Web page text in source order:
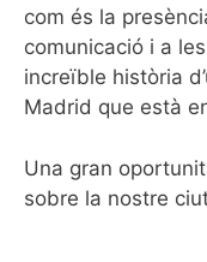
com és la
comunicació i a
increïble història
Madrid que està
Una gran
sobre la nostre